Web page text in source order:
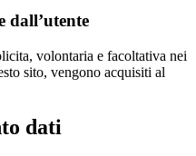
dall’utente
volontaria e facoltativa nei
sito, vengono acquisiti al
dati